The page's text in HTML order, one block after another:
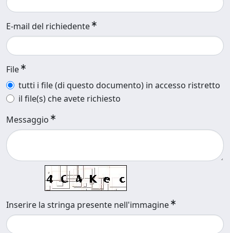
E-mail del richiedente
File
tutti i file (di questo documento) in accesso ristretto
il file(s) che avete richiesto
Messaggio
Inserire la stringa presente nell'immagine